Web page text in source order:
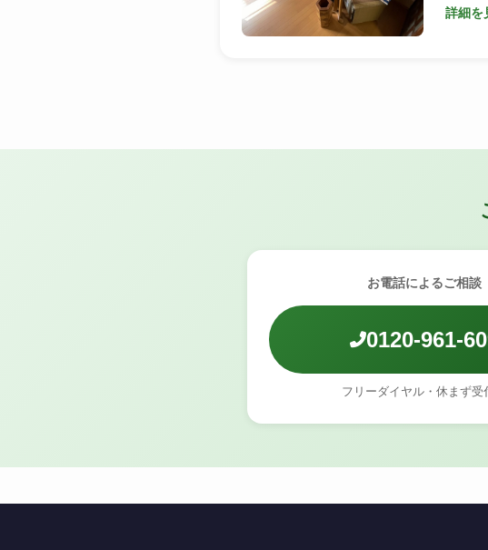
詳細を
お電話によるご相談
0120-961-
フリーダイヤル・休まず受